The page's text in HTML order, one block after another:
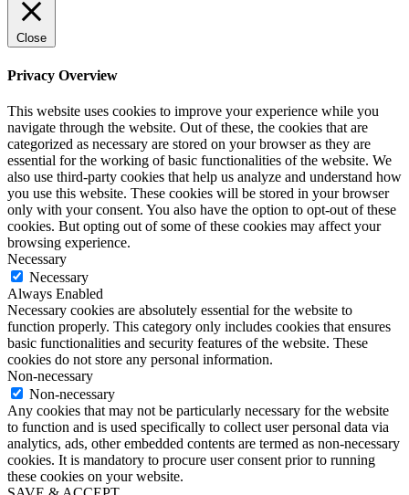
Close
Privacy Overview
This website uses cookies to improve your experience while you
navigate through the website. Out of these, the cookies that are
categorized as necessary are stored on your browser as they are
essential for the working of basic functionalities of the website. We
also use third-party cookies that help us analyze and understand how
you use this website. These cookies will be stored in your browser
only with your consent. You also have the option to opt-out of these
cookies. But opting out of some of these cookies may affect your
browsing experience.
Necessary
Necessary
Always Enabled
Necessary cookies are absolutely essential for the website to
function properly. This category only includes cookies that ensures
basic functionalities and security features of the website. These
cookies do not store any personal information.
Non-necessary
Non-necessary
Any cookies that may not be particularly necessary for the website
to function and is used specifically to collect user personal data via
analytics, ads, other embedded contents are termed as non-necessary
cookies. It is mandatory to procure user consent prior to running
these cookies on your website.